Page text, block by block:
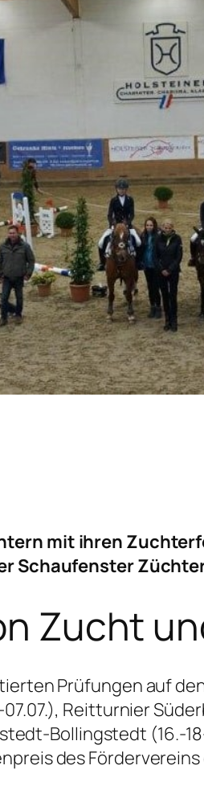
mit ihren
Schaufenster
Zucht
Prüfungen auf
Reitturnier
Bollingstedt (16.-
des